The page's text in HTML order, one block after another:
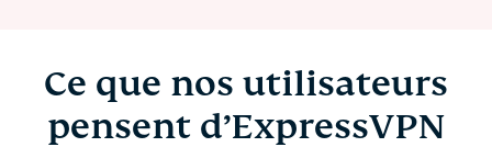
Ce que nos utilisateurs
pensent d’ExpressVPN